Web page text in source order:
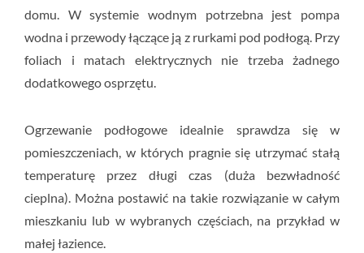
domu. W systemie wodnym potrzebna jest pompa
wodna i przewody łączące ją z rurkami pod podłogą. Przy
foliach i matach elektrycznych nie trzeba żadnego
dodatkowego osprzętu.
Ogrzewanie podłogowe idealnie sprawdza się w
pomieszczeniach, w których pragnie się utrzymać stałą
temperaturę przez długi czas (duża bezwładność
cieplna). Można postawić na takie rozwiązanie w całym
mieszkaniu lub w wybranych częściach, na przykład w
małej łazience.